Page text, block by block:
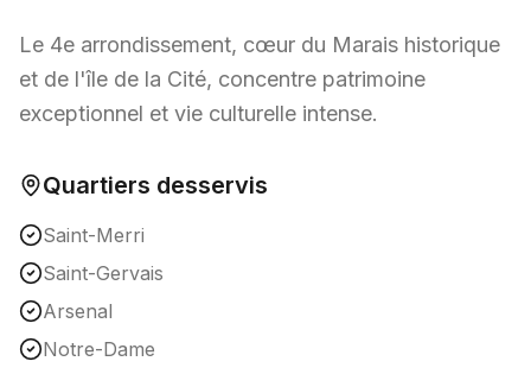
Le 4e arrondissement, cœur du Marais historique
et de l'île de la Cité, concentre patrimoine
exceptionnel et vie culturelle intense.
Quartiers desservis
Saint-Merri
Saint-Gervais
Arsenal
Notre-Dame